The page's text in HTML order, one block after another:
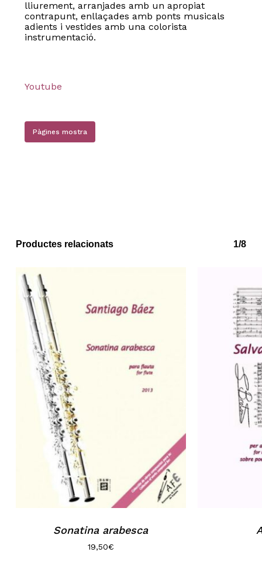
lliurement, arranjades amb un apropiat
contrapunt, enllaçades amb ponts musicals
adients i vestides amb una colorista
instrumentació.
Youtube
Pàgines mostra
Productes relacionats 1/8
Sonatina arabesca
19,50€